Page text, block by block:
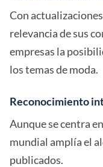
Con
relevancia de sus
empresas la
los temas de moda.
Reconocimiento
Aunque se centra
mundial amplía el
publicados.